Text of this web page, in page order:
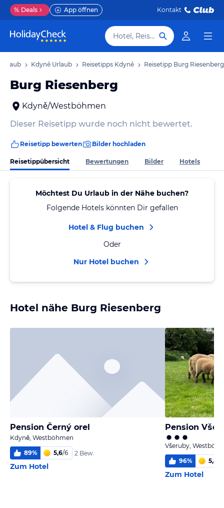
% Deals App öffnen Kontakt
Hotel, Reiseziel
Kdyně Urlaub Reisetipps Kdyně Reisetipp Burg Riesenberg
Burg Riesenberg
Kdyně/Westböhmen
Dieser Reisetipp wurde noch nicht bewertet.
Reisetipp bewerten Bilder hochladen
Reisetippübersicht Bewertungen Bilder Hotels
Möchtest Du Urlaub in der Nähe buchen?
Folgende Hotels könnten Dir gefallen
Hotel & Flug buchen
Oder
Nur Hotel buchen
Hotel nähe Burg Riesenberg
Pension Černý orel
Kdyně, Westböhmen
89% 5,6/6 2 Bew.
Zum Hotel
Pension
Všeruby,
96% 5,8
Zum Hotel